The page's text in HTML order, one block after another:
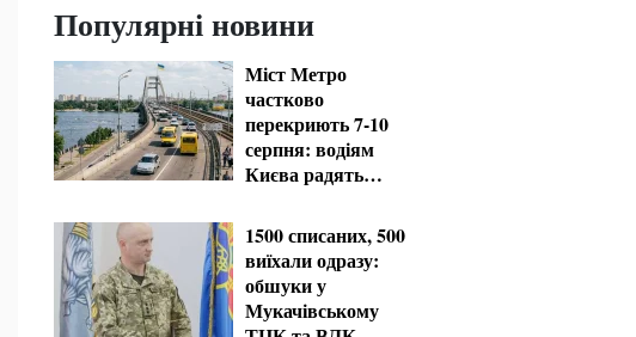
Популярні новини
Міст Метро
частково
перекриють 7-10
серпня: водіям
Києва радять
1500 списаних, 500
виїхали одразу:
обшуки у
Мукачівському